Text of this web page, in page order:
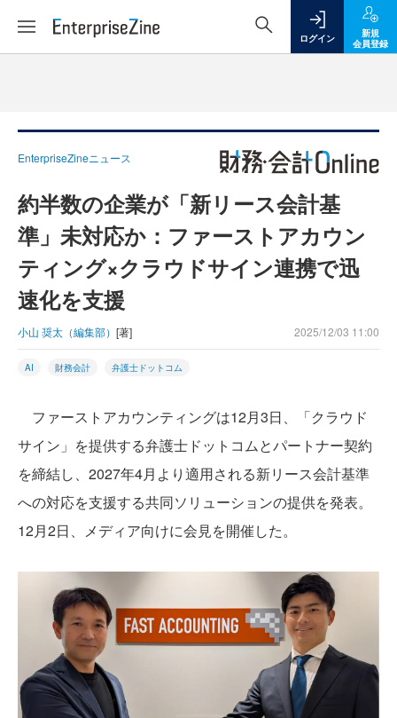
ログイン
新規
会員登録
EnterpriseZineニュース
約半数の企業が「新リース会計基
準」未対応か：ファーストアカウン
ティング×クラウドサイン連携で迅
速化を支援
小山 奨太（編集部） [著] 2025/12/03 11:00
AI 財務会計 弁護士ドットコム
ファーストアカウンティングは12月3日、「クラウド
サイン」を提供する弁護士ドットコムとパートナー契約
を締結し、2027年4月より適用される新リース会計基準
への対応を支援する共同ソリューションの提供を発表。
12月2日、メディア向けに会見を開催した。